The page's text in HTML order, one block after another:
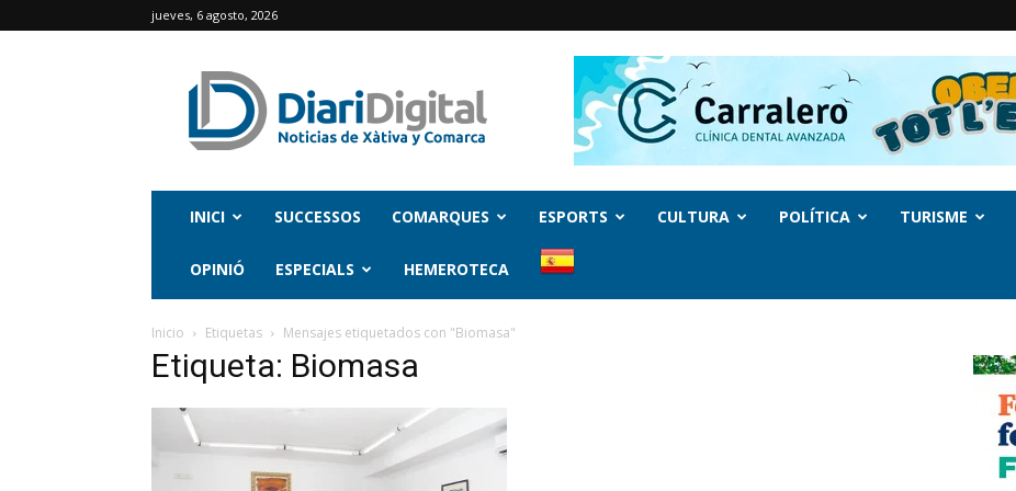
jueves, 6 agosto, 2026
INICI SUCCESSOS COMARQUES ESPORTS CULTURA POLÍTICA TURISME
OPINIÓ ESPECIALS HEMEROTECA
Inicio Etiquetas Mensajes etiquetados con "Biomasa"
Etiqueta: Biomasa